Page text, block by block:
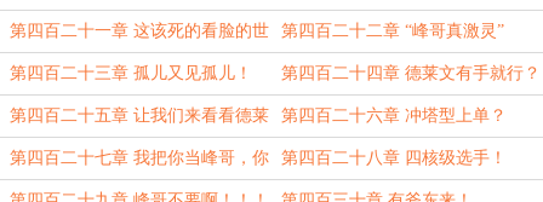
的落幕！（求月票求订阅）
第四百二十一章 这该死的看脸的世
界...（求月票求订阅）
第四百二十二章 “峰哥真激灵”
第四百二十三章 孤儿又见孤儿！
（求月票求订阅）
第四百二十四章 德莱文有手就行？
第四百二十五章 让我们来看看德莱
文要做什么...（求月票求订阅）
第四百二十六章 冲塔型上单？
第四百二十七章 我把你当峰哥，你 第四百二十八章 四核级选手！